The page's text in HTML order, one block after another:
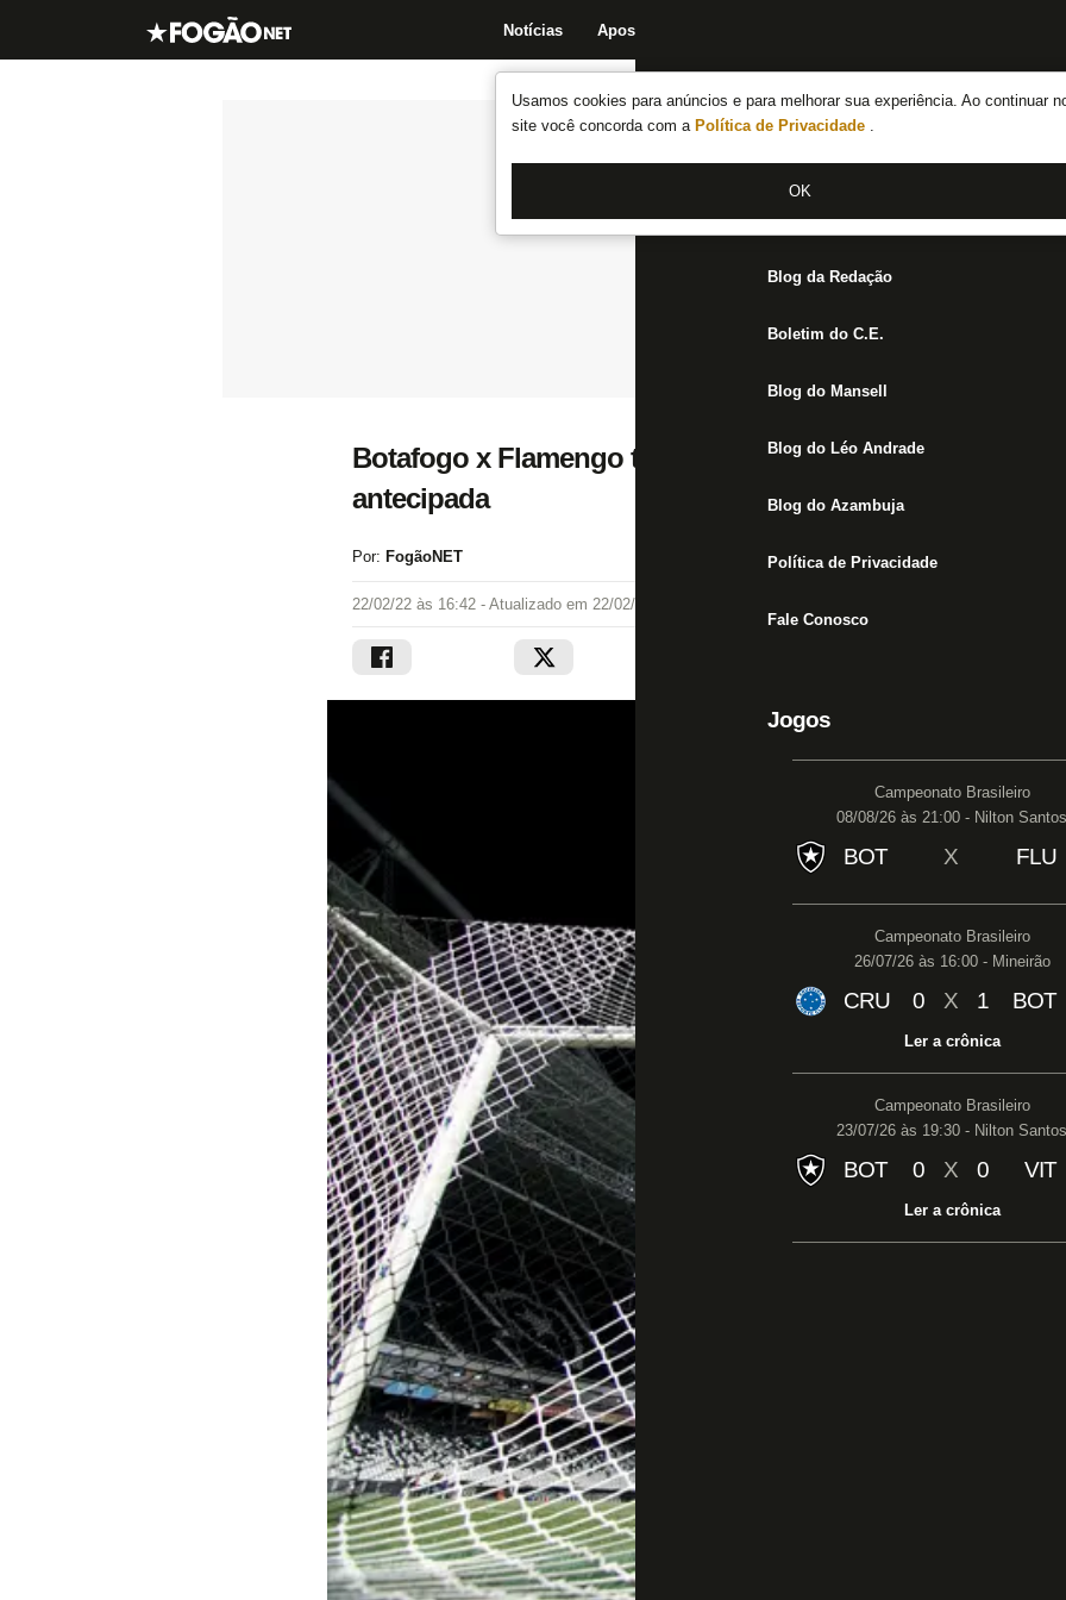
Usamos cookies para anúncios e para melhorar sua experiência. Ao continuar
site você concorda com a Política de Privacidade .
OK
Notícias Apostas
Notícias do Botafogo
Fórum
Jogos
Blog da Redação
Boletim do C.E.
Blog do Mansell
Blog do Léo Andrade
Blog do Azambuja
Política de Privacidade
Fale Conosco
Jogos
Campeonato Brasileiro
08/08/26 às 21:00 - Nilton Santos
BOT X FLU
Campeonato Brasileiro
26/07/26 às 16:00 - Mineirão
CRU 0 X 1 BOT
Ler a crônica
Campeonato Brasileiro
23/07/26 às 19:30 - Nilton Santos
BOT 0 X 0 VIT
Ler a crônica
Botafogo x Flamengo tem apenas oito mil ingressos
antecipada
Por: FogãoNET
22/02/22 às 16:42 - Atualizado em 22/02/22 às 17:03